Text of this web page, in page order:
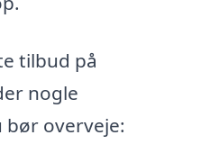
tilbud på
nogle
bør overveje: